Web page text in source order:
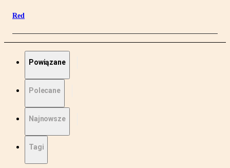
Red
Powiązane
Polecane
Najnowsze
Tagi